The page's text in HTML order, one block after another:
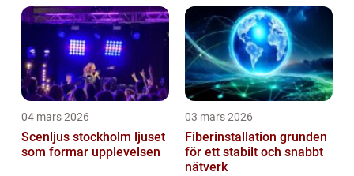
04 mars 2026
Scenljus stockholm ljuset
som formar upplevelsen
03 mars 2026
Fiberinstallation grunden
för ett stabilt och snabbt
nätverk